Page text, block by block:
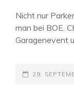
Nicht nur
man bei BOE.
Garagenevent
POSTED-
29.